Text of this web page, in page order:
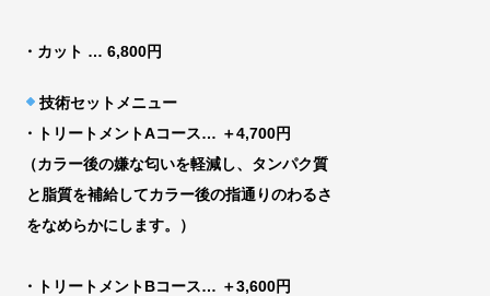
・カット … 6,800円
技術セットメニュー
・トリートメントAコース… ＋4,700円
（カラー後の嫌な匂いを軽減し、タンパク質
と脂質を補給してカラー後の指通りのわるさ
をなめらかにします。）
・トリートメントBコース… ＋3,600円